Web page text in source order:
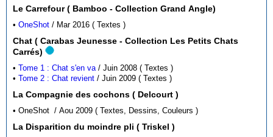
Le Carrefour ( Bamboo - Collection Grand Angle)
•OneShot / Mar 2016 ( Textes )
Chat ( Carabas Jeunesse - Collection Les Petits Chats
Carrés)
•Tome 1 : Chat s'en va
/ Juin 2008 ( Textes )
•Tome 2 : Chat revient / Juin 2009 ( Textes )
La Compagnie des cochons ( Delcourt )
• OneShot / Aou 2009 ( Textes, Dessins, Couleurs )
La Disparition du moindre pli ( Triskel )